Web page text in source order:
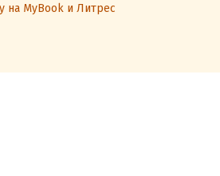
на MyBook и Литрес